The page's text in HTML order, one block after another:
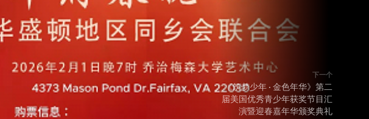
下一个
《筑梦少年 · 金色年华》第二
届美国优秀青少年获奖节目汇
演暨迎春嘉年华颁奖典礼